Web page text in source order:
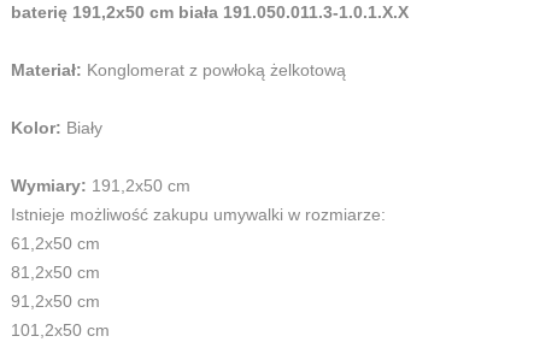
baterię 191,2x50 cm biała 191.050.011.3-1.0.1.X.X
Materiał: Konglomerat z powłoką żelkotową
Kolor: Biały
Wymiary: 191,2x50 cm
Istnieje możliwość zakupu umywalki w rozmiarze:
61,2x50 cm
81,2x50 cm
91,2x50 cm
101,2x50 cm